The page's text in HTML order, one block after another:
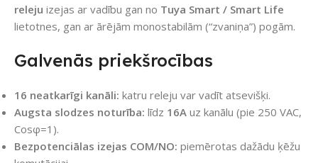
releju izejas ar vadību gan no Tuya Smart / Smart Life
lietotnes, gan ar ārējām monostabilām (“zvaniņa”) pogām.
Galvenās priekšrocības
16 neatkarīgi kanāli: katru releju var vadīt atsevišķi.
Augsta slodzes noturība: līdz 16A uz kanālu (pie 250 VAC,
Cosφ=1).
Bezpotenciālas izejas COM/NO: piemērotas dažādu ķēžu